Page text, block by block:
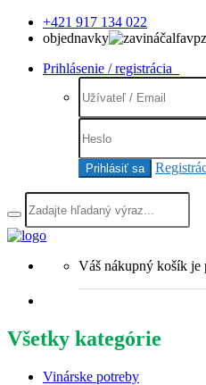
+421 917 134 022
objednavky
Prihlásenie / registrácia
Prihlásiť sa
Váš nákupný košík je
Všetky kategórie
Vinárske potreby